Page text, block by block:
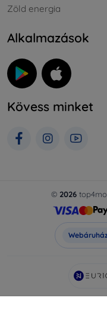
Zöld energia
Alkalmazások
Kövess minket
© 2026